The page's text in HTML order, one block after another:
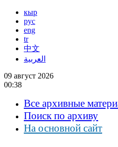
кыр
рус
eng
tr
中文
العربية
09 август 2026
00:38
Все архивные
Поиск по архиву
На основной сайт